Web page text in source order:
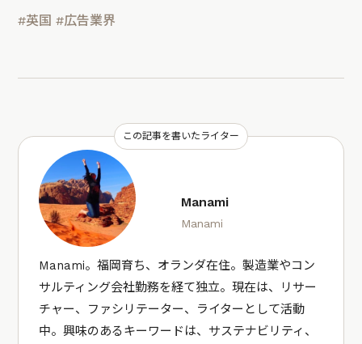
#英国 #広告業界
この記事を書いたライター
Manami
Manami
Manami。福岡育ち、オランダ在住。製造業やコン
サルティング会社勤務を経て独立。現在は、リサー
チャー、ファシリテーター、ライターとして活動
中。興味のあるキーワードは、サステナビリティ、